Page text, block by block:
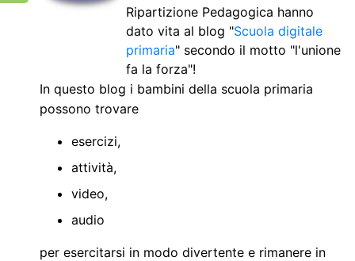
Ripartizione Pedagogica hanno
dato vita al blog "Scuola digitale
primaria" secondo il motto "l'unione
fa la forza"!
In questo blog i bambini della scuola primaria
possono trovare
esercizi,
attività,
video,
audio
per esercitarsi in modo divertente e rimanere in